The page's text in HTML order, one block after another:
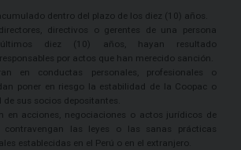
dentro del plazo de los diez (10) años.
directivos o gerentes de una persona
diez (10) años, hayan resultado
por actos que han merecido sanción.
en conductas personales, profesionales o
poner en riesgo la estabilidad de la Coopac o
sus socios depositantes.
en acciones, negociaciones o actos jurídicos de
contravengan las leyes o las sanas prácticas
establecidas en el Perú o en el extranjero.